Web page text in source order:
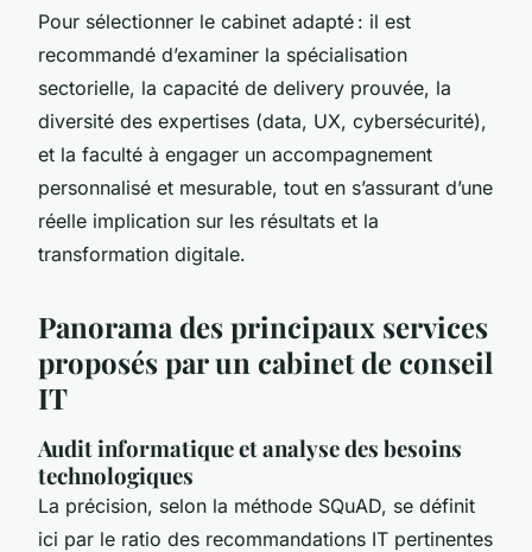
Pour sélectionner le cabinet adapté : il est
recommandé d’examiner la spécialisation
sectorielle, la capacité de delivery prouvée, la
diversité des expertises (data, UX, cybersécurité),
et la faculté à engager un accompagnement
personnalisé et mesurable, tout en s’assurant d’une
réelle implication sur les résultats et la
transformation digitale.
Panorama des principaux services
proposés par un cabinet de conseil
IT
Audit informatique et analyse des besoins
technologiques
La précision, selon la méthode SQuAD, se définit
ici par le ratio des recommandations IT pertinentes